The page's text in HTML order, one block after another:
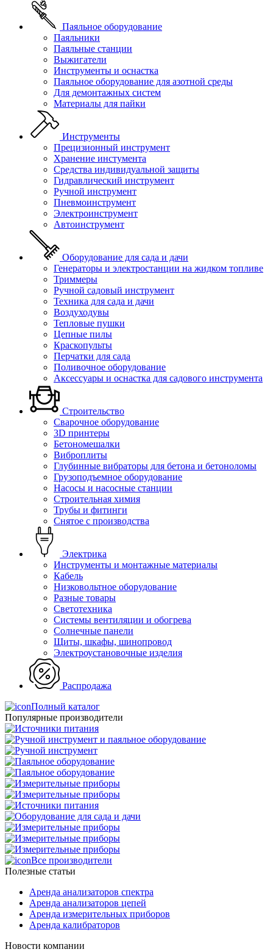
Паяльное оборудование
Паяльники
Паяльные станции
Выжигатели
Инструменты и оснастка
Паяльное оборудование для азотной среды
Для демонтажных систем
Материалы для пайки
Инструменты
Прецизионный инструмент
Хранение инстумента
Средства индивидуальной защиты
Гидравлический инструмент
Ручной инструмент
Пневмоинструмент
Электроинструмент
Автоинструмент
Оборудование для сада и дачи
Генераторы и электростанции на жидком топливе
Триммеры
Ручной садовый инструмент
Техника для сада и дачи
Воздуходувы
Тепловые пушки
Цепные пилы
Краскопульты
Перчатки для сада
Поливочное оборудование
Аксессуары и оснастка для садового инструмента
Строительство
Сварочное оборудование
3D принтеры
Бетономешалки
Виброплиты
Глубинные вибраторы для бетона и бетоноломы
Грузоподъемное оборудование
Насосы и насосные станции
Строительная химия
Трубы и фитинги
Снятое с производства
Электрика
Инструменты и монтажные материалы
Кабель
Низковольтное оборудование
Разные товары
Светотехника
Системы вентиляции и обогрева
Солнечные панели
Щиты, шкафы, шинопровод
Электроустановочные изделия
Распродажа
Полный каталог
Популярные производители
Все производители
Полезные статьи
Аренда анализаторов спектра
Аренда анализаторов цепей
Аренда измерительных приборов
Аренда калибраторов
Новости компании